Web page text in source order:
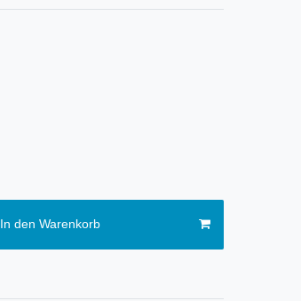
In den Warenkorb